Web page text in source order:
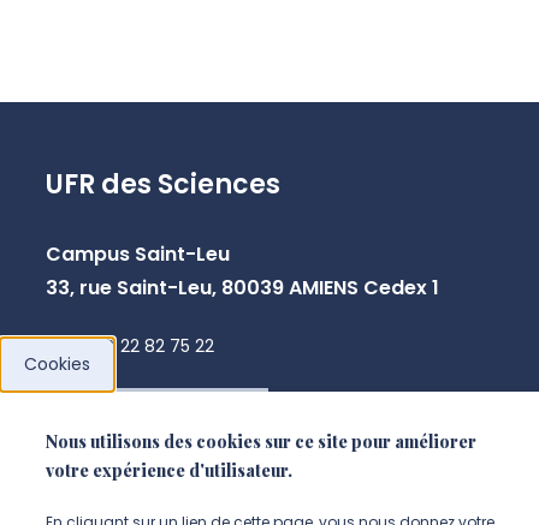
UFR des Sciences
Campus Saint-Leu
33, rue Saint-Leu, 80039 AMIENS Cedex 1
+33 3 22 82 75 22
Cookies
Nous utilisons des cookies sur ce site pour améliorer
votre expérience d'utilisateur.